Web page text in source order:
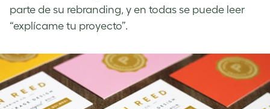
parte de su rebranding, y en todas se puede leer
“explícame tu proyecto”.